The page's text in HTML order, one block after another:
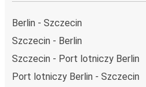
Berlin - Szczecin
Szczecin - Berlin
Szczecin - Port lotniczy Berlin
Port lotniczy Berlin - Szczecin